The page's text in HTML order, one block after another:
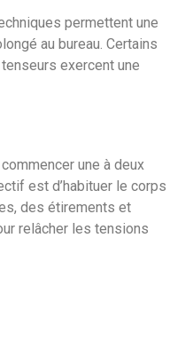
permettent une
au bureau. Certains
exercent une
une à deux
est d’habituer le corps
des étirements et
relâcher les tensions